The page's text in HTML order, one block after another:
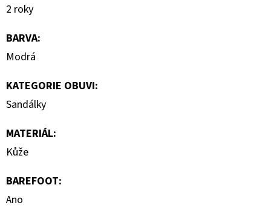
2 roky
BARVA:
Modrá
KATEGORIE OBUVI:
Sandálky
MATERIÁL:
Kůže
BAREFOOT:
Ano